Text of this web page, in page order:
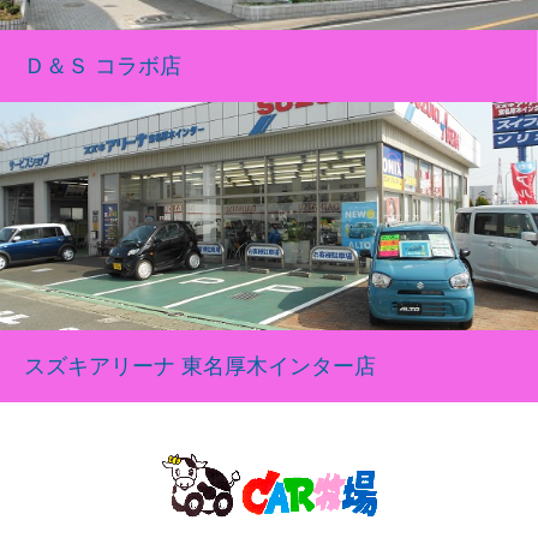
Ｄ＆Ｓ コラボ店
スズキアリーナ 東名厚木インター店